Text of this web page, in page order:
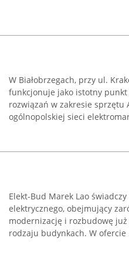
W Białobrzegach, przy ul.
funkcjonuje jako istotny punkt
rozwiązań w zakresie sprzętu
ogólnopolskiej sieci
Elekt-Bud Marek Lao
elektrycznego, obejmujący
modernizację i rozbudowę
rodzaju budynkach. W ofercie